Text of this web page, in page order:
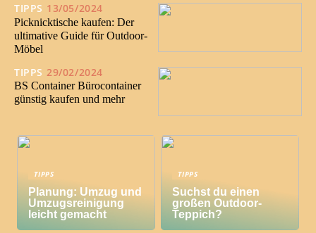
TIPPS 13/05/2024
Picknicktische kaufen: Der
ultimative Guide für Outdoor-
Möbel
TIPPS 29/02/2024
BS Container Bürocontainer
günstig kaufen und mehr
TIPPS
Planung: Umzug und
Umzugsreinigung
leicht gemacht
TIPPS
Suchst du einen
großen Outdoor-
Teppich?